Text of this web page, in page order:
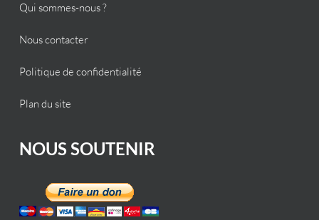
Qui sommes-nous ?
Nous contacter
Politique de confidentialité
Plan du site
NOUS SOUTENIR